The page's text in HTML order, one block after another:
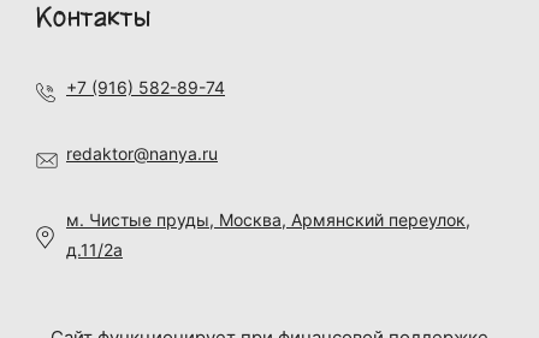
Контакты
+7 (916) 582-89-74
redaktor@nanya.ru
м. Чистые пруды, Москва, Армянский переулок,
д.11/2а